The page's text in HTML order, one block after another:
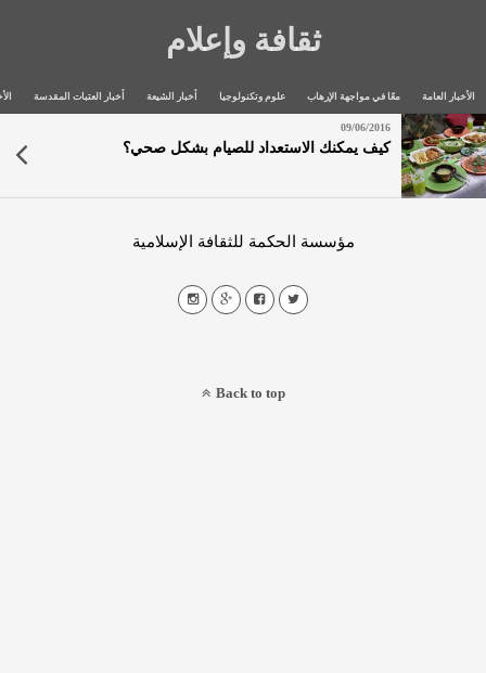
ثقافة وإعلام
الأخبار العامة معًا في مواجهة الإرهاب علوم وتكنولوجيا أخبار الشيعة أخبار العتبات المقدسة
09/06/2016
كيف يمكنك الاستعداد للصيام بشكل صحي؟
مؤسسة الحكمة للثقافة الإسلامية
Back to top